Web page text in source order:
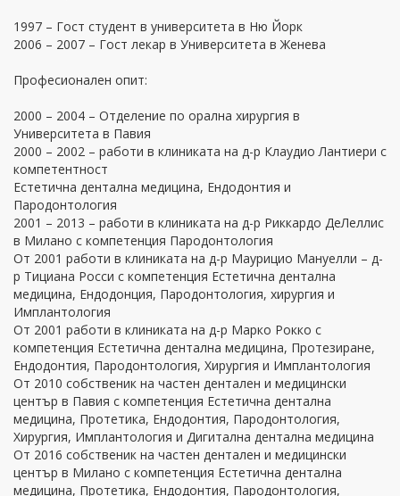
1997 – Гост студент в университета в Ню Йорк
2006 – 2007 – Гост лекар в Университета в Женева
Професионален опит:
2000 – 2004 – Отделение по орална хирургия в
Университета в Павия
2000 – 2002 – работи в клиниката на д-р Клаудио Лантиери с
компетентност
Естетична дентална медицина, Ендодонтия и
Пародонтология
2001 – 2013 – работи в клиниката на д-р Риккардо ДеЛеллис
в Милано с компетенция Пародонтология
От 2001 работи в клиниката на д-р Маурицио Мануелли – д-
р Тициана Росси с компетенция Естетична дентална
медицина, Ендодонция, Пародонтология, хирургия и
Имплантология
От 2001 работи в клиниката на д-р Марко Рокко с
компетенция Естетична дентална медицина, Протезиране,
Ендодонтия, Пародонтология, Хирургия и Имплантология
От 2010 собственик на частен дентален и медицински
център в Павия с компетенция Естетична дентална
медицина, Протетика, Ендодонтия, Пародонтология,
Хирургия, Имплантология и Дигитална дентална медицина
От 2016 собственик на частен дентален и медицински
център в Милано с компетенция Естетична дентална
медицина, Протетика, Ендодонтия, Пародонтология,